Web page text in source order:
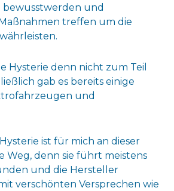
und
treffen um die
Hysterie denn nicht zum Teil
gab es bereits einige
und
ist für mich an dieser
Weg, denn sie führt meistens
und die Hersteller
verschönten Versprechen wie